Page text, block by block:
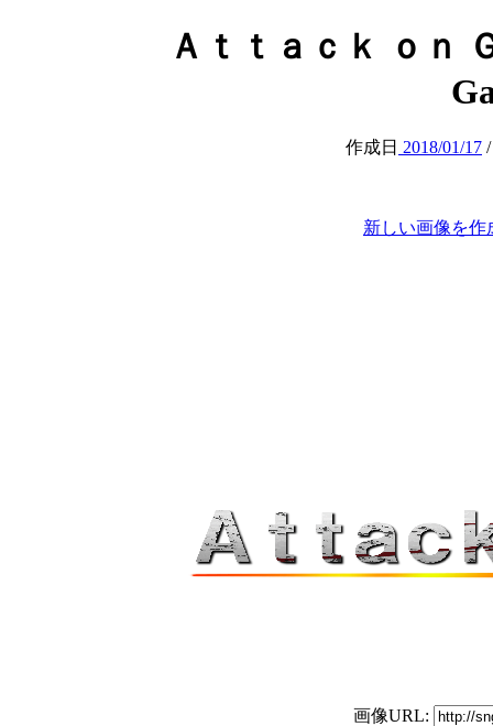
Ａｔｔａｃｋ ｏｎ
作成日 2018/01/17
新しい画像を作
画像URL: